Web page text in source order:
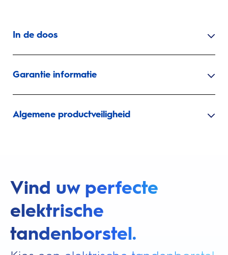
In de doos
Garantie informatie
Algemene productveiligheid
Vind uw perfecte
elektrische
tandenborstel.